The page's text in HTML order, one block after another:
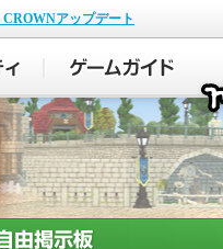
CROWNアップデート